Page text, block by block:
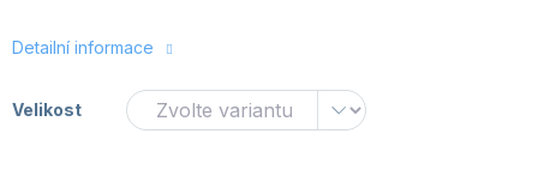
Detailní informace
Velikost